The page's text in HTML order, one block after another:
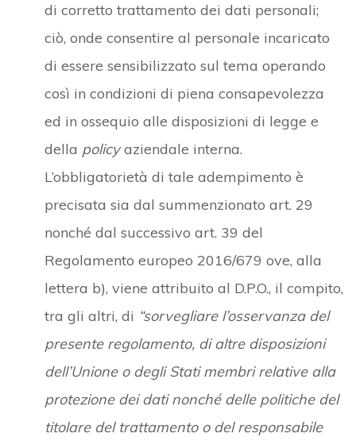
di corretto trattamento dei dati personali;
ciò, onde consentire al personale incaricato
di essere sensibilizzato sul tema operando
così in condizioni di piena consapevolezza
ed in ossequio alle disposizioni di legge e
della policyaziendale interna.
L’obbligatorietà di tale adempimento è
precisata sia dal summenzionato art. 29
nonché dal successivo art. 39 del
Regolamento europeo 2016/679 ove, alla
lettera b), viene attribuito al D.P.O., il compito,
tra gli altri, di “sorvegliare l’osservanza del
presente regolamento, di altre disposizioni
dell’Unione o degli Stati membri relative alla
protezione dei dati nonché delle politiche del
titolare del trattamento o del responsabile